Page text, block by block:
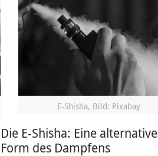
E-Shisha, Bild: Pixabay
Die E-Shisha: Eine alternative
Form des Dampfens